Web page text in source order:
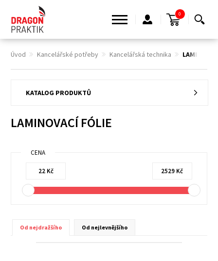
Úvod Kancelářské potřeby Kancelářská technika
KATALOG PRODUKTŮ
LAMINOVACÍ FÓLIE
CENA
Od nejdražšího Od nejlevnějšího
0